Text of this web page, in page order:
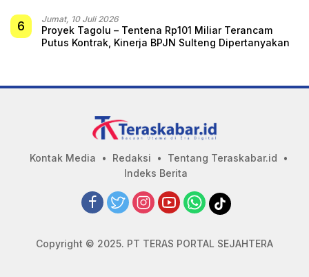
6 Jumat, 10 Juli 2026
Proyek Tagolu – Tentena Rp101 Miliar Terancam
Putus Kontrak, Kinerja BPJN Sulteng Dipertanyakan
Kontak Media Redaksi
Tentang Teraskabar.id
Indeks Berita
Copyright © 2025. PT TERAS PORTAL SEJAHTERA